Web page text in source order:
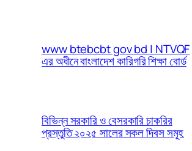
www btebcbt gov bd | NTVQF
এর অধীনে বাংলাদেশ কারিগরি শিক্ষা বোর্ড
বিভিন্ন সরকারি ও বেসরকারি চাকরির
প্রস্তুতি ২০২৫ সালের সকল দিবস সমূহ